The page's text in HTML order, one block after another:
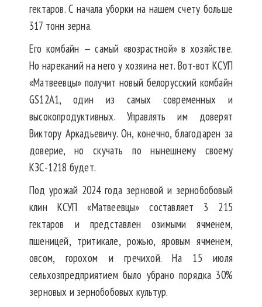
гектаров. С начала уборки на нашем счету больше
317 тонн зерна.
Его комбайн — самый «возрастной» в хозяйстве.
Но нареканий на него у хозяина нет. Вот-вот КСУП
«Матвеевцы» получит новый белорусский комбайн
GS12A1, один из самых современных и
высокопродуктивных. Управлять им доверят
Виктору Аркадьевичу. Он, конечно, благодарен за
доверие, но скучать по нынешнему своему
КЗС-1218 будет.
Под урожай 2024 года зерновой и зернобобовый
клин КСУП «Матвеевцы» составляет 3 215
гектаров и представлен озимыми ячменем,
пшеницей, тритикале, рожью, яровым ячменем,
овсом, горохом и гречихой. На 15 июля
сельхозпредприятием было убрано порядка 30%
зерновых и зернобобовых культур.